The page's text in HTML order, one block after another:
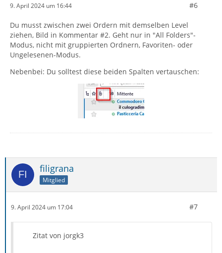
9. April 2024 um 16:44 #6
Du musst zwischen zwei Ordern mit demselben Level
ziehen, Bild in Kommentar #2. Geht nur in "All Folders"-
Modus, nicht mit gruppierten Ordnern, Favoriten- oder
Ungelesenen-Modus.
Nebenbei: Du solltest diese beiden Spalten vertauschen:
filigrana
Mitglied
9. April 2024 um 17:04 #7
Zitat von jorgk3